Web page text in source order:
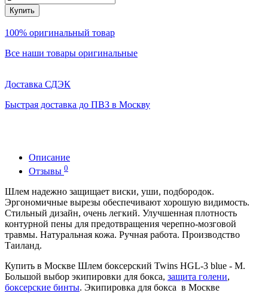
Купить
100% оригинальный товар
Все наши товары оригинальные
Доставка СДЭК
Быстрая доставка до ПВЗ в Москву
Описание
Отзывы 0
Шлем надежно защищает виски, уши, подбородок.
Эргономичные вырезы обеспечивают хорошую видимость.
Стильный дизайн, очень легкий. Улучшенная плотность
контурной пены для предотвращения черепно-мозговой
травмы. Натуральная кожа. Ручная работа. Производство
Таиланд.
Купить в Москве Шлем боксерский Twins HGL-3 blue - M.
Большой выбор экипировки для бокса, защита голени,
боксерские бинты. Экипировка для бокса в Москве